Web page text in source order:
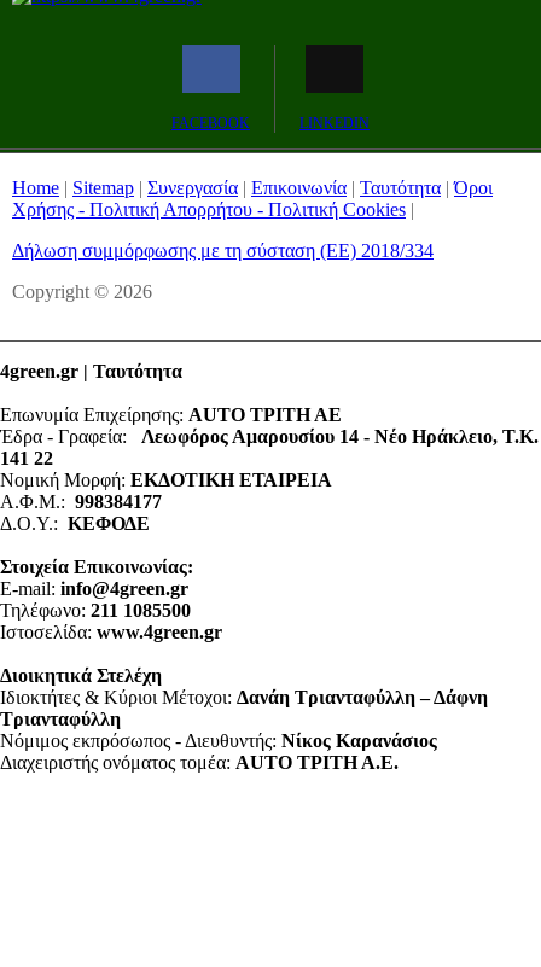
FACEBOOK LINKEDIN
Home | Sitemap | Συνεργασία | Επικοινωνία | Ταυτότητα |Όροι
Χρήσης - Πολιτική Απορρήτου - Πολιτική Cookies |
Δήλωση συμμόρφωσης με τη σύσταση (ΕΕ) 2018/334
Copyright © 2026
4green.gr | Ταυτότητα
Επωνυμία Επιχείρησης: AUTO ΤΡΙΤΗ ΑΕ
Έδρα - Γραφεία: Λεωφόρος Αμαρουσίου 14 - Νέο Ηράκλειο, Τ.Κ.
141 22
Νομική Μορφή: ΕΚΔΟΤΙΚΗ ΕΤΑΙΡΕΙΑ
Α.Φ.Μ.: 998384177
Δ.Ο.Υ.: ΚΕΦΟΔΕ
Στοιχεία Επικοινωνίας:
E-mail: info@4green.gr
Τηλέφωνο: 211 1085500
Ιστοσελίδα: www.4green.gr
Διοικητικά Στελέχη
Ιδιοκτήτες & Κύριοι Μέτοχοι: Δανάη Τριανταφύλλη – Δάφνη
Τριανταφύλλη
Νόμιμος εκπρόσωπος - Διευθυντής: Νίκος Καρανάσιος
Διαχειριστής ονόματος τομέα: ΑUTO ΤΡΙΤΗ Α.Ε.